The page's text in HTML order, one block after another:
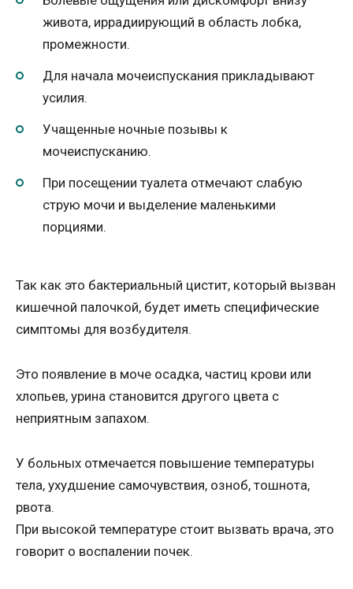
живота, иррадиирующий в область лобка,
промежности.
Для начала мочеиспускания прикладывают
усилия.
Учащенные ночные позывы к
мочеиспусканию.
При посещении туалета отмечают слабую
струю мочи и выделение маленькими
порциями.
Так как это бактериальный цистит, который вызван
кишечной палочкой, будет иметь специфические
симптомы для возбудителя.
Это появление в моче осадка, частиц крови или
хлопьев, урина становится другого цвета с
неприятным запахом.
У больных отмечается повышение температуры
тела, ухудшение самочувствия, озноб, тошнота,
рвота.
При высокой температуре стоит вызвать врача, это
говорит о воспалении почек.